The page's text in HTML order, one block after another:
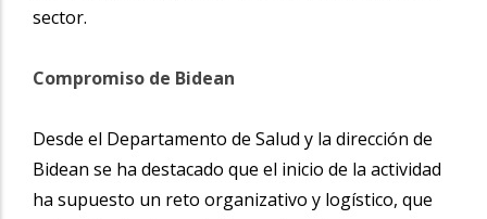
sector.
Compromiso de Bidean
Desde el Departamento de Salud y la dirección de
Bidean se ha destacado que el inicio de la actividad
ha supuesto un reto organizativo y logístico, que